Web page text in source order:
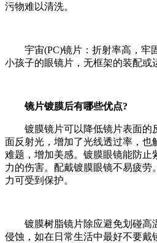
污物难以清洗。
宇宙(PC)镜片：折射率高，牢
小孩子的眼镜片，无框架的装配或
镜片镀膜后有哪些优点?
镀膜镜片可以降低镜片表面的
面反射光，增加了光线透过率，也
难题，增加美感。镀膜眼镜能防止
力的伤害。配戴镀膜眼镜不易疲劳
力可受到保护。
镀膜树脂镜片除应避免划碰高
侵蚀，如在日常生活中最好不要戴